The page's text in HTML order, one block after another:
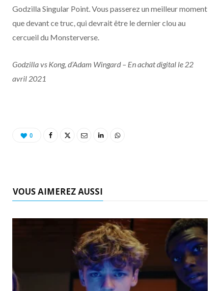
Godzilla Singular Point. Vous passerez un meilleur moment
que devant ce truc, qui devrait être le dernier clou au
cercueil du Monsterverse.
Godzilla vs Kong, d’Adam Wingard – En achat digital le 22
avril 2021
0
VOUS AIMEREZ AUSSI